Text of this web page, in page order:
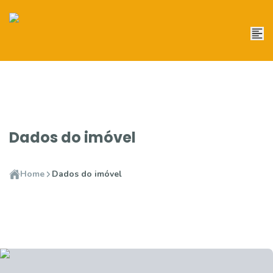
Dados do imóvel
Home Dados do imóvel